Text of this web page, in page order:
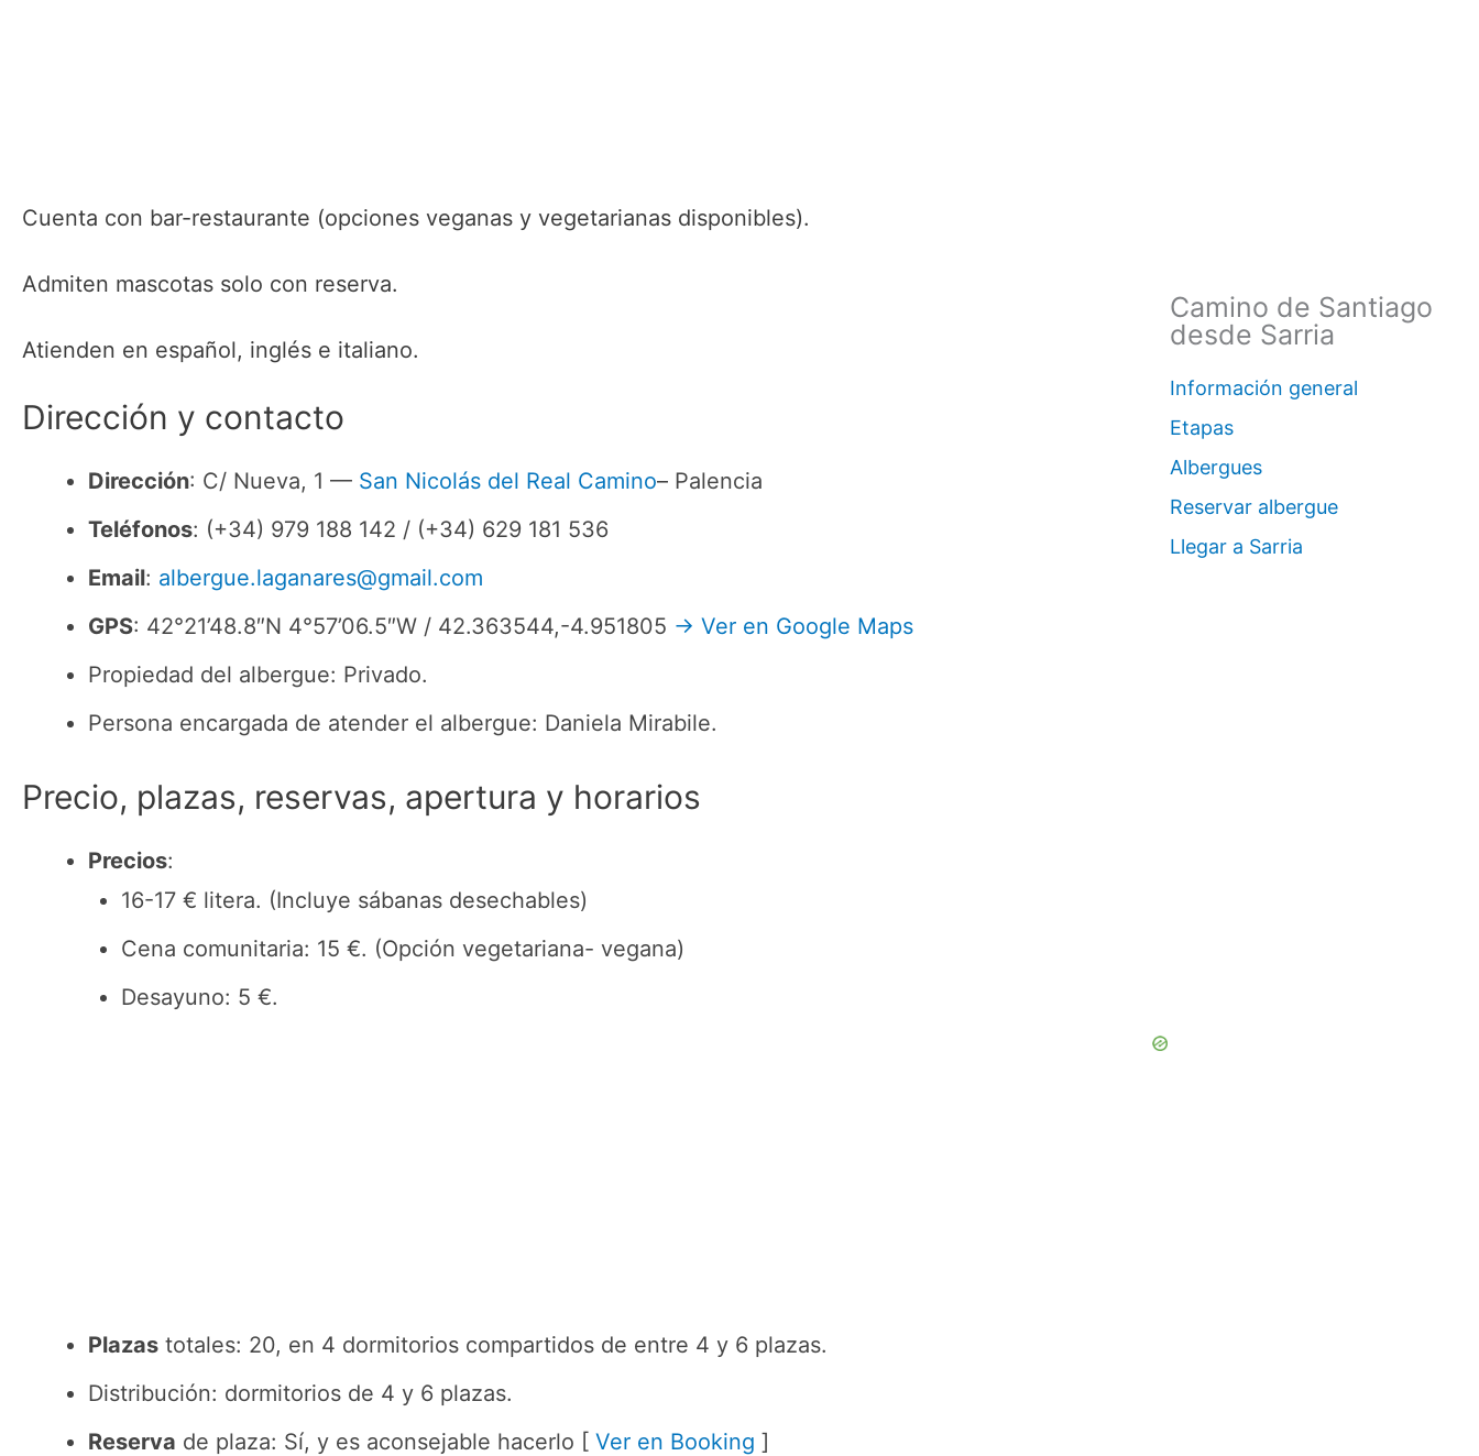
Cuenta con bar-restaurante (opciones veganas y vegetarianas disponibles).
Admiten mascotas solo con reserva.
Atienden en español, inglés e italiano.
Dirección y contacto
Dirección: C/ Nueva, 1 — San Nicolás del Real Camino– Palencia
Teléfonos: (+34) 979 188 142 / (+34) 629 181 536
Email: albergue.laganares@gmail.com
GPS: 42°21’48.8″N 4°57’06.5″W / 42.363544,-4.951805 → Ver en Google Maps
Propiedad del albergue: Privado.
Persona encargada de atender el albergue: Daniela Mirabile.
Precio, plazas, reservas, apertura y horarios
Precios:
16-17 € litera. (Incluye sábanas desechables)
Cena comunitaria: 15 €. (Opción vegetariana- vegana)
Desayuno: 5 €.
Plazas totales: 20, en 4 dormitorios compartidos de entre 4 y 6 plazas.
Distribución: dormitorios de 4 y 6 plazas.
Reserva de plaza: Sí, y es aconsejable hacerlo [ Ver en Booking ]
Camino de Santiago
desde Sarria
Información general
Etapas
Albergues
Reservar albergue
Llegar a Sarria